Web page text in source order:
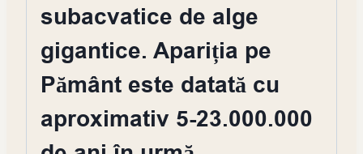
subacvatice de alge
gigantice. Apariția pe
Pământ este datată cu
aproximativ 5-23.000.000